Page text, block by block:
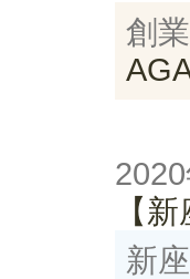
創
【
新